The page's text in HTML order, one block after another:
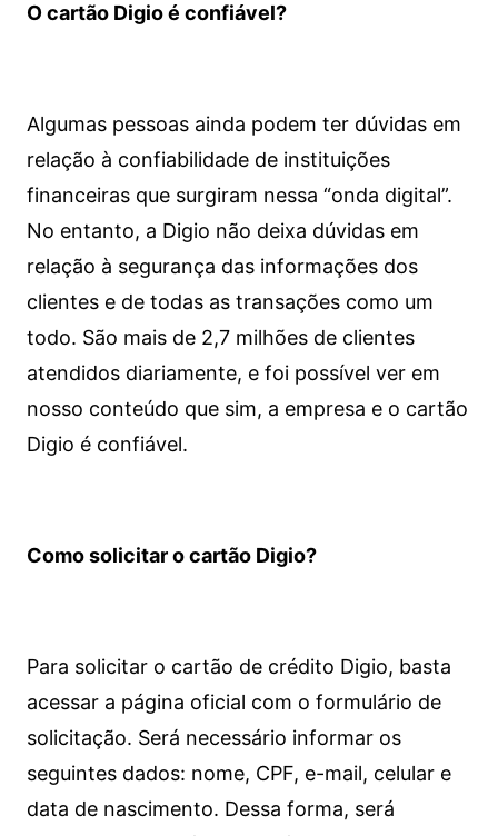
O cartão Digio é confiável?
Algumas pessoas ainda podem ter dúvidas em
relação à confiabilidade de instituições
financeiras que surgiram nessa “onda digital”.
No entanto, a Digio não deixa dúvidas em
relação à segurança das informações dos
clientes e de todas as transações como um
todo. São mais de 2,7 milhões de clientes
atendidos diariamente, e foi possível ver em
nosso conteúdo que sim, a empresa e o cartão
Digio é confiável.
Como solicitar o cartão Digio?
Para solicitar o cartão de crédito Digio, basta
acessar a página oficial com o formulário de
solicitação. Será necessário informar os
seguintes dados: nome, CPF, e-mail, celular e
data de nascimento. Dessa forma, será